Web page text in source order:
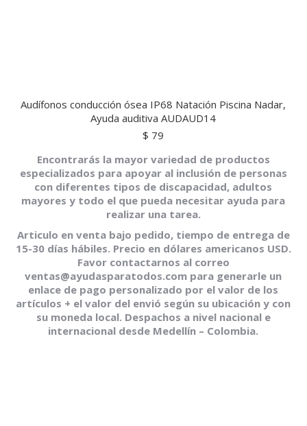
Audífonos conducción ósea IP68 Natación Piscina Nadar,
Ayuda auditiva AUDAUD14
$ 79
Encontrarás la mayor variedad de productos
especializados para apoyar al inclusión de personas
con diferentes tipos de discapacidad, adultos
mayores y todo el que pueda necesitar ayuda para
realizar una tarea.
Articulo en venta bajo pedido, tiempo de entrega de
15-30 días hábiles. Precio en dólares americanos USD.
Favor contactarnos al correo
ventas@ayudasparatodos.com para generarle un
enlace de pago personalizado por el valor de los
artículos + el valor del envió según su ubicación y con
su moneda local. Despachos a nivel nacional e
internacional desde Medellín – Colombia.